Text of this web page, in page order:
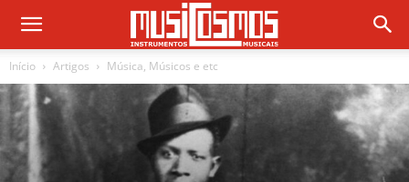
Início Artigos Música, Músicos e etc